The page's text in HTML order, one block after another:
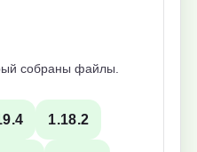
собраны файлы.
1.18.2